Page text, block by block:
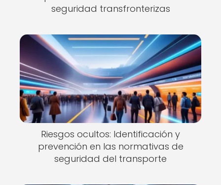
seguridad transfronterizas
Riesgos ocultos: Identificación y
prevención en las normativas de
seguridad del transporte